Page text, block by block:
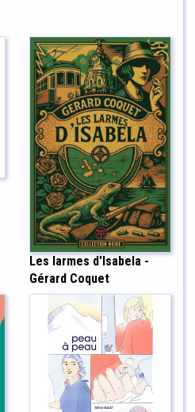
Les larmes d'Isabela -
Gérard Coquet